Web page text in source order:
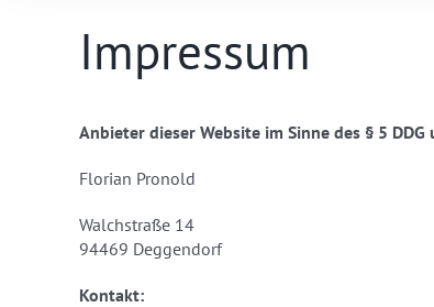
Impressum
Anbieter dieser Website im Sinne des § 5
Florian Pronold
Walchstraße 14
94469 Deggendorf
Kontakt: